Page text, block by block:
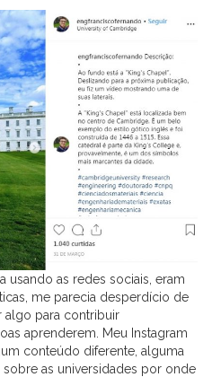
usando as redes sociais, eram
me parecia desperdício de
algo para contribuir
aprenderem. Meu Instagram
conteúdo diferente, alguma
as universidades por onde